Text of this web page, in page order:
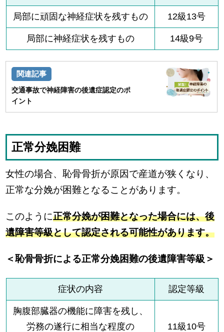
局部に頑固な神経症状を残すもの 12級13号
局部に神経症状を残すもの 14級9号
交通事故で神経障害の後遺症認定のポ
イント
正常分娩困難
女性の場合、恥骨骨折が原因で産道が狭くなり、
正常な分娩が困難となることがあります。
このように正常分娩が困難となった場合には、後
遺障害等級として認定される可能性があります。
＜恥骨骨折による正常分娩困難の後遺障害等級＞
症状の内容 認定等級
胸腹部臓器の機能に障害を残し、
労務の遂行に相当な程度の
11級10号